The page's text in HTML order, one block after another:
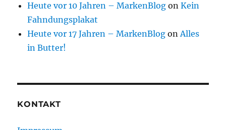
Heute vor 10 Jahren – MarkenBlog onKein
Fahndungsplakat
Heute vor 17 Jahren – MarkenBlog onAlles
in Butter!
KONTAKT